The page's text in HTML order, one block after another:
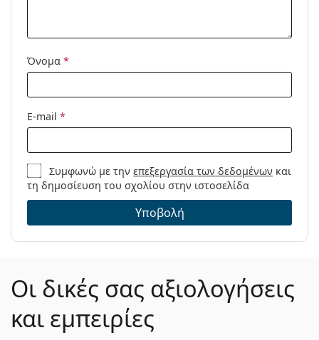
Όνομα *
E-mail *
Συμφωνώ με τηνεπεξεργασία των δεδομένων και
τη δημοσίευση του σχολίου στην ιστοσελίδα
Υποβολή
Οι δικές σας αξιολογήσεις
και εμπειρίες